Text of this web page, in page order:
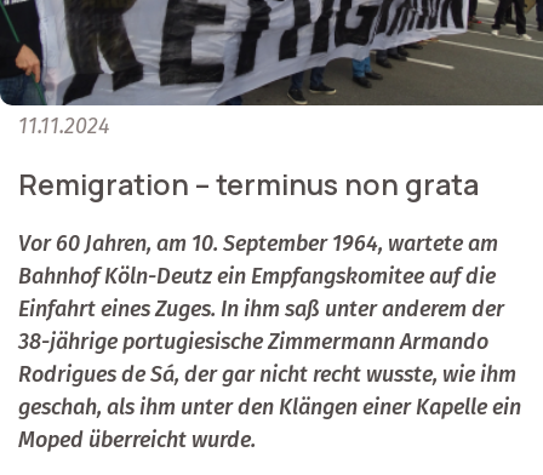
11.11.2024
Remigration – terminus non grata
Vor 60 Jahren, am 10. September 1964, wartete am
Bahnhof Köln-Deutz ein Empfangskomitee auf die
Einfahrt eines Zuges. In ihm saß unter anderem der
38-jährige portugiesische Zimmermann Armando
Rodrigues de Sá, der gar nicht recht wusste, wie ihm
geschah, als ihm unter den Klängen einer Kapelle ein
Moped überreicht wurde.